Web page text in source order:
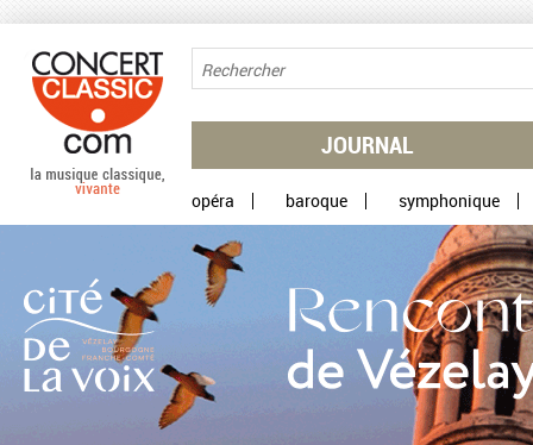
JOURNAL
opéra baroque symphonique